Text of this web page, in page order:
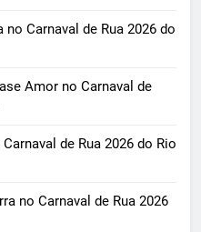
Carnaval de Rua 2026 do
Amor no Carnaval de
de Rua 2026 do Rio
no Carnaval de Rua 2026